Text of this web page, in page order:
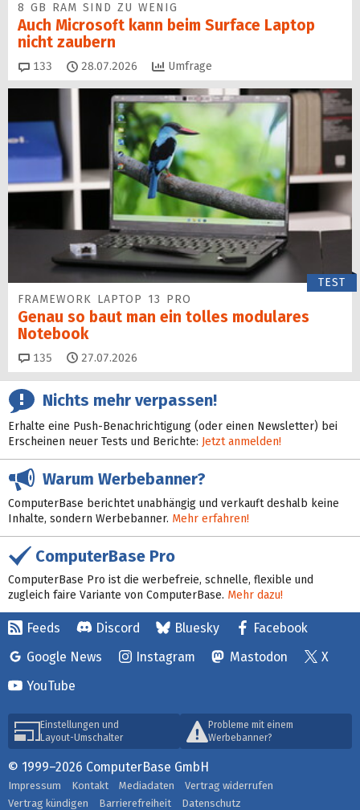
8 GB RAM SIND ZU WENIG
Auch Microsoft kann beim Surface Laptop
nicht zaubern
133 Kommentare
28.07.2026 Umfrage
TEST
FRAMEWORK LAPTOP 13 PRO
Genau so baut man ein tolles modulares
Notebook
135 Kommentare
27.07.2026
Nichts mehr verpassen!
Erhalte eine Push-Benachrichtigung (oder einen Newsletter) bei
Erscheinen neuer Tests und Berichte: Jetzt anmelden!
Warum Werbebanner?
ComputerBase berichtet unabhängig und verkauft deshalb keine
Inhalte, sondern Werbebanner. Mehr erfahren!
ComputerBase Pro
ComputerBase Pro ist die werbefreie, schnelle, flexible und
zugleich faire Variante von ComputerBase. Mehr dazu!
Feeds Discord Bluesky
Facebook
Google News
Instagram Mastodon
X
YouTube
Einstellungen und
Layout-Umschalter
Probleme mit einem
Werbebanner?
© 1999–2026 ComputerBase GmbH
Impressum Kontakt Mediadaten
Vertrag widerrufen
Vertrag kündigen
Barrierefreiheit Datenschutz